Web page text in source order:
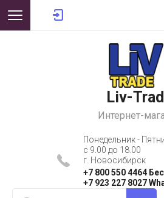
Liv-
Интернет-
Понедельник -
с 9.00 до 18.00
г. Новосибирск
+7 800 550 4464
+7 923 227 8027